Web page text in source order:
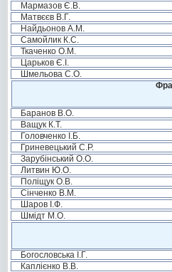
Мармазов Є.В.
Матвєєв В.Г.
Найдьонов А.М.
Самойлик К.С.
Ткаченко О.М.
Царьков Є.І.
Шмельова С.О.
Баранов В.О.
Ващук К.Т.
Головченко І.Б.
Гриневецький С.Р.
Зарубінський О.О.
Литвин Ю.О.
Поліщук О.В.
Сінченко В.М.
Шаров І.Ф.
Шмідт М.О.
Богословська І.Г.
Каплієнко В.В.